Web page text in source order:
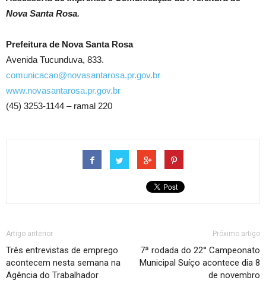
Nova Santa Rosa.
Prefeitura de Nova Santa Rosa
Avenida Tucunduva, 833.
comunicacao@novasantarosa.pr.gov.br
www.novasantarosa.pr.gov.br
(45) 3253-1144 – ramal 220
Artigo anterior
Três entrevistas de emprego
acontecem nesta semana na
Agência do Trabalhador
Próximo artigo
7ª rodada do 22° Campeonato
Municipal Suíço acontece dia 8
de novembro